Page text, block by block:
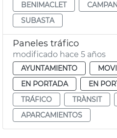
BENIMACLET
SUBASTA
Paneles tráfico
modificado hace 5 años
AYUNTAMIENTO
EN PORTADA
EN
TRÁFICO
TRÀNSIT
APARCAMIENTOS